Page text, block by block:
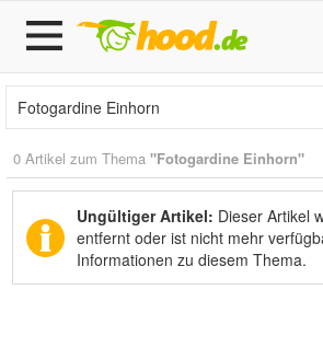
0 Artikel zum Thema "Fotogardine Einhorn"
Ungültiger Artikel: Dieser Artikel
entfernt oder ist nicht mehr
Informationen zu diesem Thema.